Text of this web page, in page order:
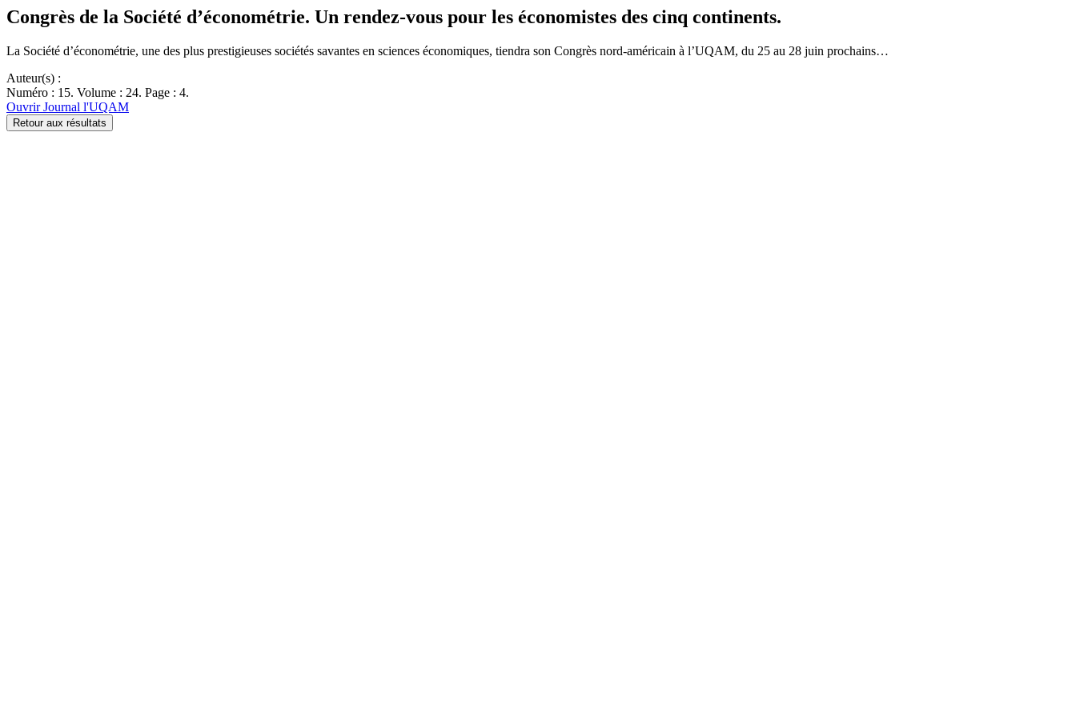
Congrès de la Société d’économétrie. Un rendez-vous pour les économistes des cinq continents.
La Société d’économétrie, une des plus prestigieuses sociétés savantes en sciences économiques, tiendra son Congrès nord-américain à l’UQAM, du 25 au 28 juin prochains…
Auteur(s) :
Numéro : 15. Volume : 24. Page : 4.
Ouvrir Journal l'UQAM
Retour aux résultats